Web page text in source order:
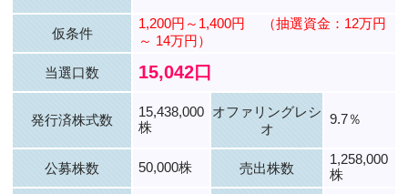
仮条件
1,200円～1,400円
（抽選資金：12万円
～ 14万円）
当選口数 15,042口
発行済株式数
15,438,000
株
オファリングレシ
オ
9.7％
公募株数 50,000株 売出株数
1,258,000
株